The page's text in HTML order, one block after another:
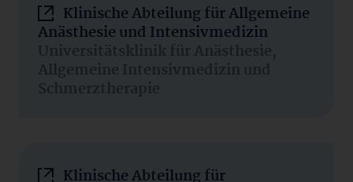
Klinische Abteilung für Allgemeine
Anästhesie und Intensivmedizin
Universitätsklinik für Anästhesie,
Allgemeine Intensivmedizin und
Schmerztherapie
Klinische Abteilung für